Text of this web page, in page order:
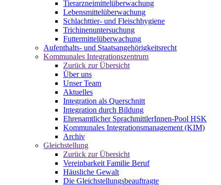
Tierarzneimittelüberwachung
Lebensmittelüberwachung
Schlachttier- und Fleischhygiene
Trichinenuntersuchung
Futtermittelüberwachung
Aufenthalts- und Staatsangehörigkeitsrecht
Kommunales Integrationszentrum
Zurück zur Übersicht
Über uns
Unser Team
Aktuelles
Integration als Querschnitt
Integration durch Bildung
Ehrenamtlicher SprachmittlerInnen-Pool HSK
Kommunales Integrationsmanagement (KIM)
Archiv
Gleichstellung
Zurück zur Übersicht
Vereinbarkeit Familie Beruf
Häusliche Gewalt
Die Gleichstellungsbeauftragte